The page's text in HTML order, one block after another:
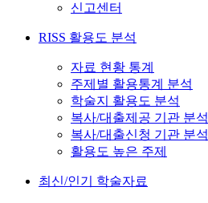
신고센터
RISS 활용도 분석
자료 현황 통계
주제별 활용통계 분석
학술지 활용도 분석
복사/대출제공 기관 분석
복사/대출신청 기관 분석
활용도 높은 주제
최신/인기 학술자료